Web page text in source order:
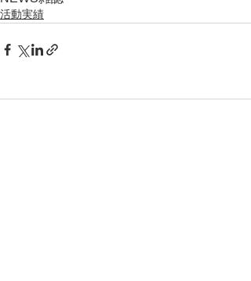
活動実績